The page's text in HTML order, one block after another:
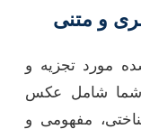
مورد تجزیه و
شما شامل عکس
مفهومی و